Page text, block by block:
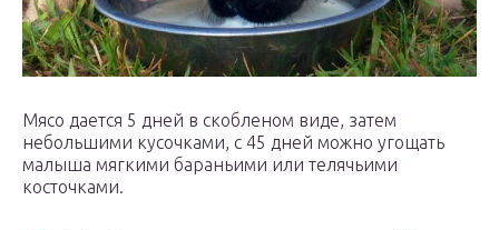
Мясо дается 5 дней в скобленом виде, затем
небольшими кусочками, с 45 дней можно угощать
малыша мягкими бараньими или телячьими
косточками.